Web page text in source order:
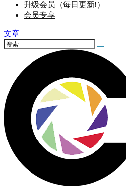
升级会员（每日更新!）
会员专享
文章